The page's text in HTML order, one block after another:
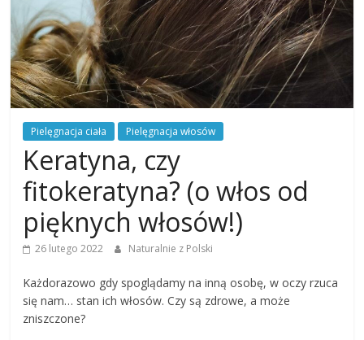
Pielęgnacja ciała Pielęgnacja włosów
Keratyna, czy
fitokeratyna? (o włos od
pięknych włosów!)
26 lutego 2022 Naturalnie z Polski
Każdorazowo gdy spoglądamy na inną osobę, w oczy rzuca
się nam… stan ich włosów. Czy są zdrowe, a może
zniszczone?